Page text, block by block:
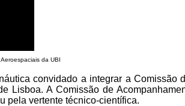
da UBI
convidado a integrar a Comissão
A Comissão de
pela vertente técnico-científica.